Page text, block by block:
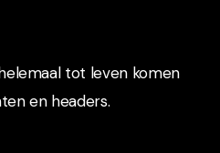
tot leven komen
en headers.